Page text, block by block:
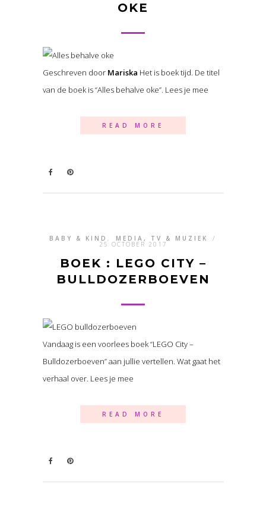
OKE
Geschreven door Mariska Het is boek tijd. De titel
van de boek is “Alles behalve oke”. Lees je mee
READ MORE
BABY & KIND , MEDIA, TV & MUZIEK /
25 OCTOBER 2017
BOEK : LEGO CITY –
BULLDOZERBOEVEN
Vandaag is een voorlees boek “LEGO City –
Bulldozerboeven” aan jullie vertellen. Wat gaat het
verhaal over. Lees je mee
READ MORE